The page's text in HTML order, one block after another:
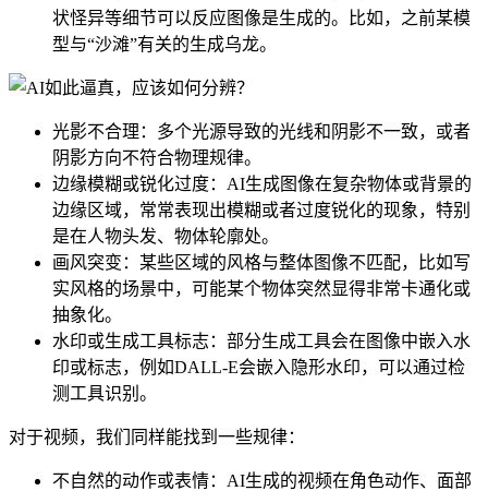
状怪异等细节可以反应图像是生成的。比如，之前某模
型与“沙滩”有关的生成乌龙。
光影不合理：多个光源导致的光线和阴影不一致，或者
阴影方向不符合物理规律。
边缘模糊或锐化过度：AI生成图像在复杂物体或背景的
边缘区域，常常表现出模糊或者过度锐化的现象，特别
是在人物头发、物体轮廓处。
画风突变：某些区域的风格与整体图像不匹配，比如写
实风格的场景中，可能某个物体突然显得非常卡通化或
抽象化。
水印或生成工具标志：部分生成工具会在图像中嵌入水
印或标志，例如DALL-E会嵌入隐形水印，可以通过检
测工具识别。
对于视频，我们同样能找到一些规律：
不自然的动作或表情：AI生成的视频在角色动作、面部